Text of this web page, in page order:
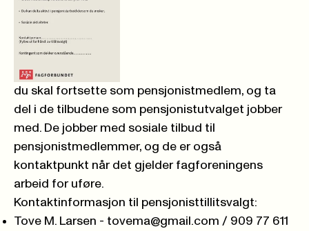
du skal fortsette som pensjonistmedlem, og ta
del i de tilbudene som pensjonistutvalget jobber
med. De jobber med sosiale tilbud til
pensjonistmedlemmer, og de er også
kontaktpunkt når det gjelder fagforeningens
arbeid for uføre.
Kontaktinformasjon til pensjonisttillitsvalgt:
Tove M. Larsen - tovema@gmail.com / 909 77 611